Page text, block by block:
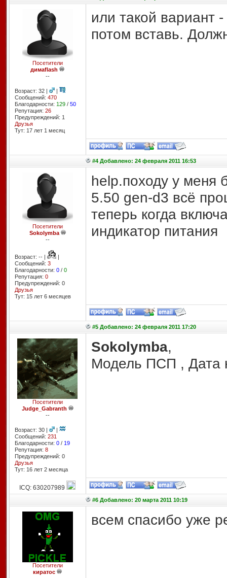
Посетители
димаflash
--
Возраст: 32 |
|
Сообщений: 470
Благодарности: 129/ 50
Репутация: 26
Предупреждений: 1
Друзья
Тут: 17 лет 1 месяц
или такой вариант
потом вставь.
#4 Добавлено: 24 февраля 2011 16:53
Посетители
Sokolymba
--
Возраст: -- |
|
Сообщений: 3
Благодарности: 0/ 0
Репутация: 0
Предупреждений: 0
Друзья
Тут: 15 лет 6 месяцев
help.походу у меня
5.50 gen-d3 всё
теперь когда
индикатор питания
#5 Добавлено: 24 февраля 2011 17:20
Посетители
Judge_Gabranth
--
Возраст: 30 |
|
Сообщений: 231
Благодарности: 0/ 19
Репутация: 8
Предупреждений: 0
Друзья
Тут: 16 лет 2 месяцa
Sokolymba,
Модель ПСП , Дата
ICQ: 630207989
#6 Добавлено: 20 марта 2011 10:19
Посетители
киратос
всем спасибо уже